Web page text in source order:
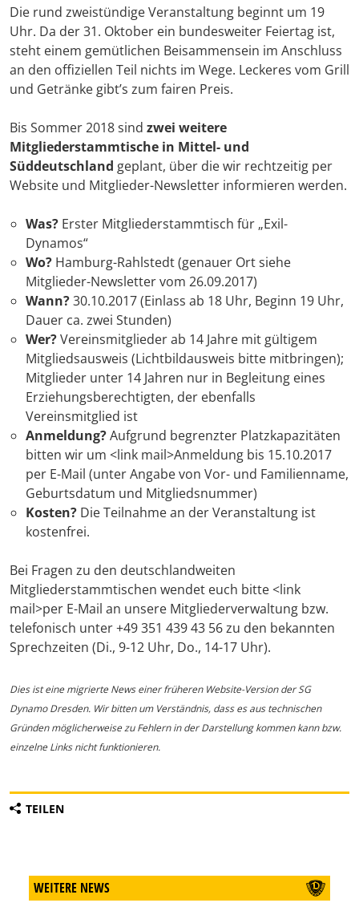
Die rund zweistündige Veranstaltung beginnt um 19
Uhr. Da der 31. Oktober ein bundesweiter Feiertag ist,
steht einem gemütlichen Beisammensein im Anschluss
an den offiziellen Teil nichts im Wege. Leckeres vom Grill
und Getränke gibt’s zum fairen Preis.
Bis Sommer 2018 sind zwei weitere
Mitgliederstammtische in Mittel- und
Süddeutschland geplant, über die wir rechtzeitig per
Website und Mitglieder-Newsletter informieren werden.
Was? Erster Mitgliederstammtisch für „Exil-
Dynamos“
Wo? Hamburg-Rahlstedt (genauer Ort siehe
Mitglieder-Newsletter vom 26.09.2017)
Wann?30.10.2017 (Einlass ab 18 Uhr, Beginn 19 Uhr,
Dauer ca. zwei Stunden)
Wer?Vereinsmitglieder ab 14 Jahre mit gültigem
Mitgliedsausweis (Lichtbildausweis bitte mitbringen);
Mitglieder unter 14 Jahren nur in Begleitung eines
Erziehungsberechtigten, der ebenfalls
Vereinsmitglied ist
Anmeldung?Aufgrund begrenzter Platzkapazitäten
bitten wir um <link mail>Anmeldung bis 15.10.2017
per E-Mail (unter Angabe von Vor- und Familienname,
Geburtsdatum und Mitgliedsnummer)
Kosten? Die Teilnahme an der Veranstaltung ist
kostenfrei.
Bei Fragen zu den deutschlandweiten
Mitgliederstammtischen wendet euch bitte <link
mail>per E-Mail an unsere Mitgliederverwaltung bzw.
telefonisch unter +49 351 439 43 56 zu den bekannten
Sprechzeiten (Di., 9-12 Uhr, Do., 14-17 Uhr).
Dies ist eine migrierte News einer früheren Website-Version der SG
Dynamo Dresden. Wir bitten um Verständnis, dass es aus technischen
Gründen möglicherweise zu Fehlern in der Darstellung kommen kann bzw.
einzelne Links nicht funktionieren.
TEILEN
WEITERE NEWS